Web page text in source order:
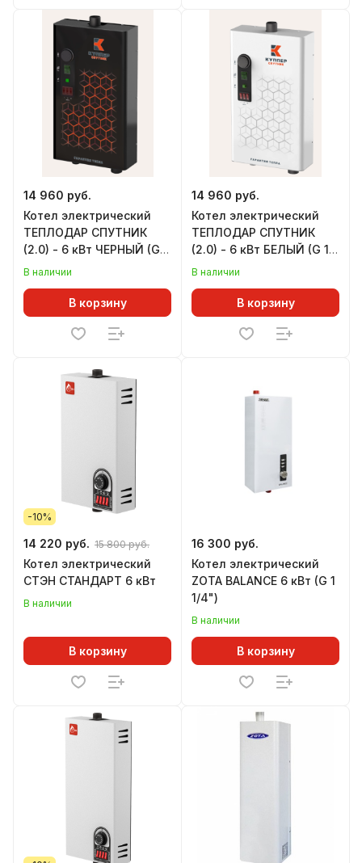
14 960 руб.
Котел электрический
ТЕПЛОДАР СПУТНИК
(2.0) - 6 кВт ЧЕРНЫЙ (G
1-1/2")
В наличии
В корзину
14 960 руб.
Котел электрический
ТЕПЛОДАР СПУТНИК
(2.0) - 6 кВт БЕЛЫЙ (G 1-
1/2")
В наличии
В корзину
-10%
14 220 руб. 15 800 руб.
Котел электрический
СТЭН СТАНДАРТ 6 кВт
В наличии
В корзину
16 300 руб.
Котел электрический
ZOTA BALANCE 6 кВт (G 1
1/4")
В наличии
В корзину